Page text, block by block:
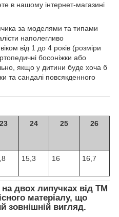
в нашому інтернет-магазині
за моделями та типами
наполегливо
від 1 до 4 років (розміри
босоніжки або
якщо у дитини буде хоча б
та сандалі повсякденного
23 24 25 26
15,3 16 16,7
двох липучках від ТМ
матеріалу, що
зовнішній вигляд.